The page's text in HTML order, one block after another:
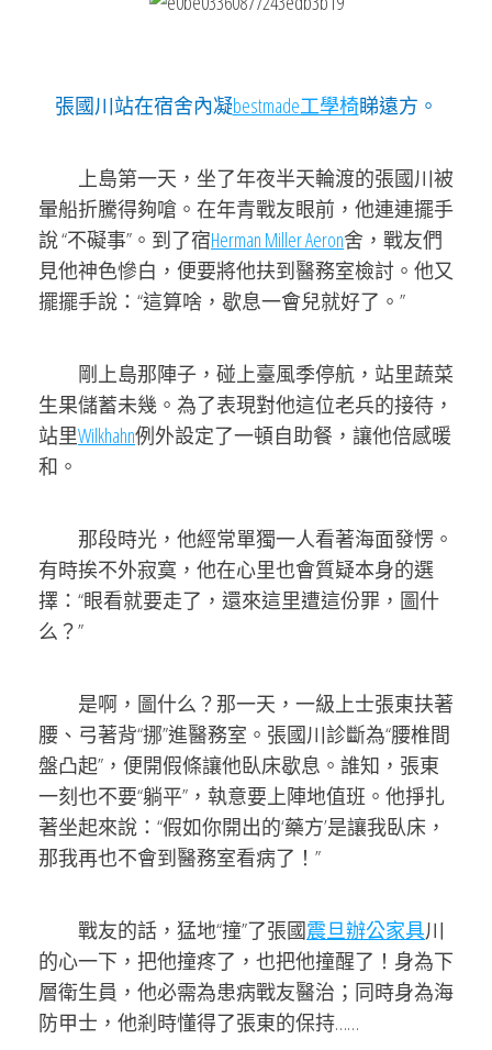
張國川站在宿舍內凝bestmade工學椅睇遠方。
上島第一天，坐了年夜半天輪渡的張國川被
暈船折騰得夠嗆。在年青戰友眼前，他連連擺手
說 “不礙事”。到了宿Herman Miller Aeron舍，戰友們
見他神色慘白，便要將他扶到醫務室檢討。他又
擺擺手說：“這算啥，歇息一會兒就好了。”
剛上島那陣子，碰上臺風季停航，站里蔬菜
生果儲蓄未幾。為了表現對他這位老兵的接待，
站里Wilkhahn例外設定了一頓自助餐，讓他倍感暖
和。
那段時光，他經常單獨一人看著海面發愣。
有時挨不外寂寞，他在心里也會質疑本身的選
擇：“眼看就要走了，還來這里遭這份罪，圖什
么？”
是啊，圖什么？那一天，一級上士張東扶著
腰、弓著背“挪”進醫務室。張國川診斷為“腰椎間
盤凸起”，便開假條讓他臥床歇息。誰知，張東
一刻也不要“躺平”，執意要上陣地值班。他掙扎
著坐起來說：“假如你開出的‘藥方’是讓我臥床，
那我再也不會到醫務室看病了！”
戰友的話，猛地“撞”了張國震旦辦公家具川
的心一下，把他撞疼了，也把他撞醒了！身為下
層衛生員，他必需為患病戰友醫治；同時身為海
防甲士，他剎時懂得了張東的保持……